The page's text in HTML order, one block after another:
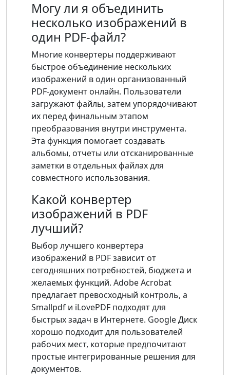
Могу ли я объединить
несколько изображений в
один PDF-файл?
Многие конвертеры поддерживают
быстрое объединение нескольких
изображений в один организованный
PDF-документ онлайн. Пользователи
загружают файлы, затем упорядочивают
их перед финальным этапом
преобразования внутри инструмента.
Эта функция помогает создавать
альбомы, отчеты или отсканированные
заметки в отдельных файлах для
совместного использования.
Какой конвертер
изображений в PDF
лучший?
Выбор лучшего конвертера
изображений в PDF зависит от
сегодняшних потребностей, бюджета и
желаемых функций. Adobe Acrobat
предлагает превосходный контроль, а
Smallpdf и iLovePDF подходят для
быстрых задач в Интернете. Google Диск
хорошо подходит для пользователей
рабочих мест, которые предпочитают
простые интегрированные решения для
документов.